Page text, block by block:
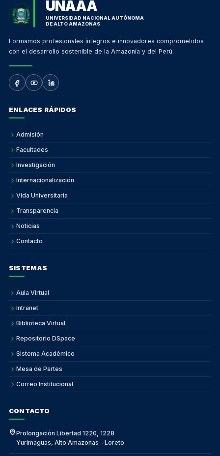
UNAAA
UNIVERSIDAD NACIONAL AUTÓNOMA
DE ALTO AMAZONAS
Formamos profesionales íntegros e innovadores comprometidos
con el desarrollo sostenible de la Amazonía y del Perú.
ENLACES RÁPIDOS
Admisión
Facultades
Investigación
Internacionalización
Vida Universitaria
Transparencia
Noticias
Contacto
SISTEMAS
Aula Virtual
Intranet
Biblioteca Virtual
Repositorio DSpace
Sistema Académico
Mesa de Partes
Correo Institucional
CONTACTO
Prolongación Libertad 1220, 1228
Yurimaguas, Alto Amazonas - Loreto